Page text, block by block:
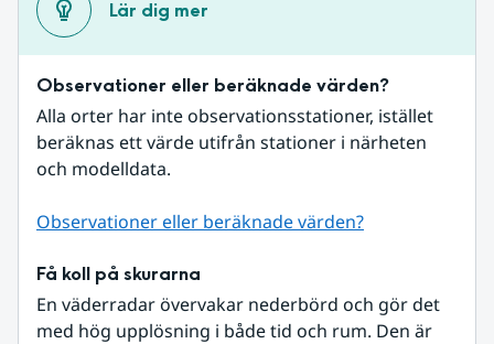
Lär dig mer
Observationer eller beräknade värden?
Alla orter har inte observationsstationer, istället
beräknas ett värde utifrån stationer i närheten
och modelldata.
Observationer eller beräknade värden?
Få koll på skurarna
En väderradar övervakar nederbörd och gör det
med hög upplösning i både tid och rum. Den är